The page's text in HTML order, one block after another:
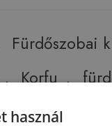
Fürdőszobai
, Korfu ,
,
használ